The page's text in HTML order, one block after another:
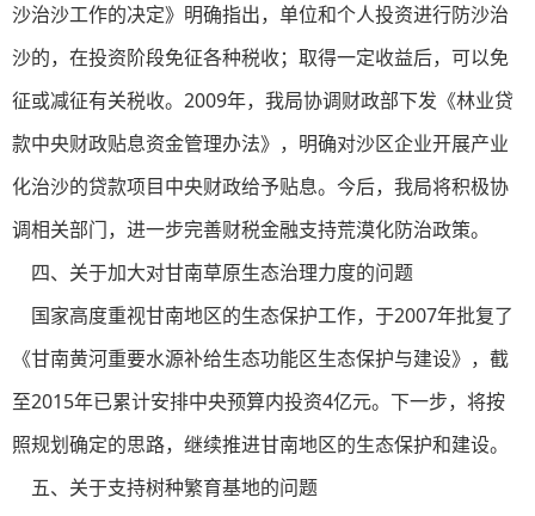
沙治沙工作的决定》明确指出，单位和个人投资进行防沙治
沙的，在投资阶段免征各种税收；取得一定收益后，可以免
征或减征有关税收。2009年，我局协调财政部下发《林业贷
款中央财政贴息资金管理办法》，明确对沙区企业开展产业
化治沙的贷款项目中央财政给予贴息。今后，我局将积极协
调相关部门，进一步完善财税金融支持荒漠化防治政策。
四、关于加大对甘南草原生态治理力度的问题
国家高度重视甘南地区的生态保护工作，于2007年批复了
《甘南黄河重要水源补给生态功能区生态保护与建设》，截
至2015年已累计安排中央预算内投资4亿元。下一步，将按
照规划确定的思路，继续推进甘南地区的生态保护和建设。
五、关于支持树种繁育基地的问题